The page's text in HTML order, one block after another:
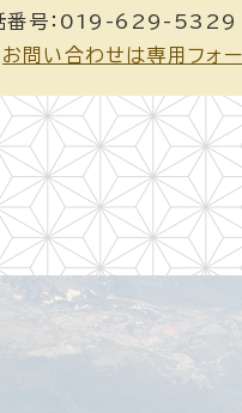
番号：019-629-
お問い合わせは専用フォ